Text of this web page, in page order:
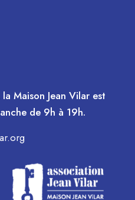
Maison Jean Vilar est
de 9h à 19h.